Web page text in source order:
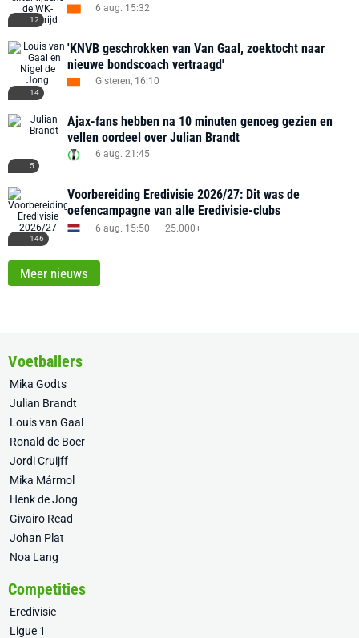
12
6 aug. 15:32
14
'KNVB geschrokken van Van Gaal, zoektocht naar
nieuwe bondscoach vertraagd'
Gisteren, 16:10
5
Ajax-fans hebben na 10 minuten genoeg gezien en
vellen oordeel over Julian Brandt
6 aug. 21:45
146
Voorbereiding Eredivisie 2026/27: Dit was de
oefencampagne van alle Eredivisie-clubs
6 aug. 15:50 25.000+
Meer nieuws
Voetballers
Mika Godts
Julian Brandt
Louis van Gaal
Ronald de Boer
Jordi Cruijff
Mika Mármol
Henk de Jong
Givairo Read
Johan Plat
Noa Lang
Competities
Eredivisie
Ligue 1